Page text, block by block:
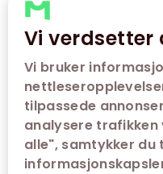
Vi
Vi bruker
tilpassede
analysere trafikken
alle", samtykker du